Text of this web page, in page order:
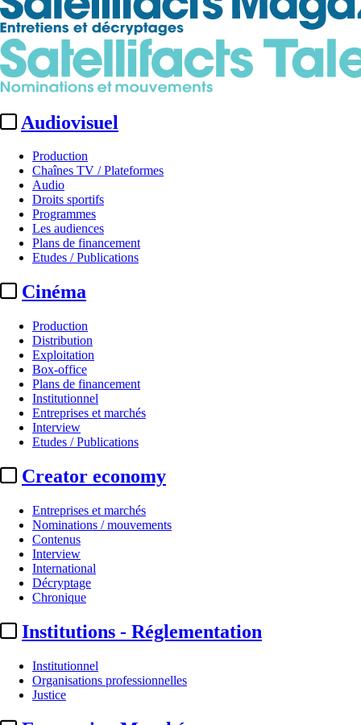
Audiovisuel
Production
Chaînes TV / Plateformes
Audio
Droits sportifs
Programmes
Les audiences
Plans de financement
Etudes / Publications
Cinéma
Production
Distribution
Exploitation
Box-office
Plans de financement
Institutionnel
Entreprises et marchés
Interview
Etudes / Publications
Creator economy
Entreprises et marchés
Nominations / mouvements
Contenus
Interview
International
Décryptage
Chronique
Institutions - Réglementation
Institutionnel
Organisations professionnelles
Justice